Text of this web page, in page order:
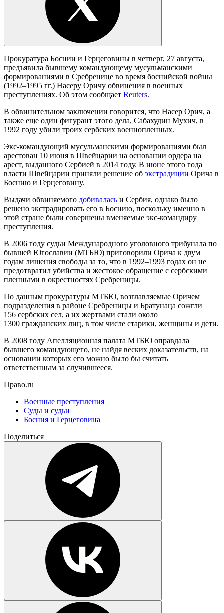
Прокуратура Боснии и Герцеговины в четверг, 27 августа,
предъявила бывшему командующему мусульманскими
формированиями в Сребренице во время боснийской войны
(1992–1995 гг.) Насеру Оричу обвинения в военных
преступлениях. Об этом сообщает Reuters.
В обвинительном заключении говорится, что Насер Орич, а
также еще один фигурант этого дела, Сабахудин Мухич, в
1992 году убили троих сербских военнопленных.
Экс-командующий мусульманскими формированиями был
арестован 10 июня в Швейцарии на основании ордера на
арест, выданного Сербией в 2014 году. В июне этого года
власти Швейцарии приняли решение об экстрадиции Орича в
Боснию и Герцеговину.
Выдачи обвиняемого добивалась и Сербия, однако было
решено экстрадировать его в Боснию, поскольку именно в
этой стране были совершены вменяемые экс-командиру
преступления.
В 2006 году судьи Международного уголовного трибунала по
бывшей Югославии (МТБЮ) приговорили Орича к двум
годам лишения свободы за то, что в 1992–1993 годах он не
предотвратил убийства и жестокое обращение с сербскими
пленными в окрестностях Сребреницы.
По данным прокуратуры МТБЮ, возглавляемые Оричем
подразделения в районе Сребреницы и Братунаца сожгли
156 сербских сел, а их жертвами стали около
1300 гражданских лиц, в том числе старики, женщины и дети.
В 2008 году Апелляционная палата МТБЮ оправдала
бывшего командующего, не найдя веских доказательств, на
основании которых его можно было бы считать
ответственным за случившееся.
Право.ru
Военные преступления
Суды и судьи
Босния и Герцеговина
Поделиться